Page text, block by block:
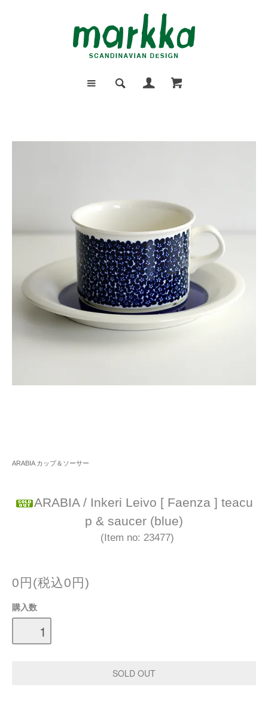
ARABIA カップ＆ソーサー
ARABIA / Inkeri Leivo [ Faenza ] teacu
p & saucer (blue)
(Item no: 23477)
0円(税込0円)
購入数